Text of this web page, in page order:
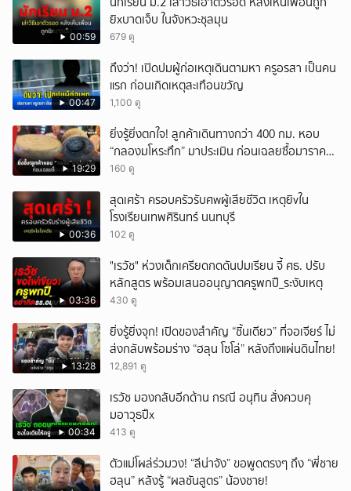
00:59
ยิxบาดเจ็บ ในจังหวะชุลมุน
679 ดู
00:47
ถึงว่า! เปิดปมผู้ก่อเหตุเดินตามหา ครูอรสา เป็นคน
แรก ก่อนเกิดเหตุสะเทือนขวัญ
1,100 ดู
19:29
ยิ่งรู้ยิ่งตกใจ! ลูกค้าเดินทางกว่า 400 กม. หอบ
“กลองมโหระทึก” มาประเมิน ก่อนเฉลยซื้อมาราคา
เท่าไหร่?
160 ดู
00:36
สุดเศร้า ครอบครัวรับศwผู้เสียชีวิต เหตุยิvใน
โรงเรียนเทพศิรินทร์ นนทบุรี
102 ดู
03:36
"เรวัช" ห่วงเด็กเครียดกดดันปมเรียน จี้ ศธ. ปรับ
หลักสูตร พร้อมเสนออนุญาตครูพกปื_ระงับเหตุ
430 ดู
13:28
ยิ่งรู้ยิ่งจุก! เปิดของสำคัญ “ชิ้นเดียว” ที่จอเจียร์ ไม่
ส่งกลับพร้อมร่าง “ฮลุน โซโล่” หลังถึงแผ่นดินไทย!
12,891 ดู
00:34
เรวัช มองกลับอีกด้าน กรณี อนุทิน สั่งควบคุ
มอาวุธปืx
413 ดู
ตัวแม่โผล่ร่วมวง! “ลีน่าจัง” ขอพูดตรงๆ ถึง “พี่ชาย
ฮลุน” หลังรู้ “ผลชันสูตร” น้องชาย!